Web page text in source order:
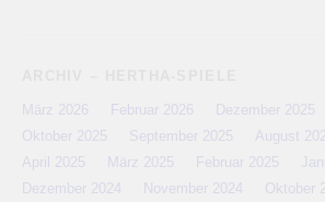
März 2026 Februar 2026 Dezember 2025
Oktober 2025
September 2025 August
April 2025
März 2025 Februar 2025
Dezember 2024
November 2024
Oktober